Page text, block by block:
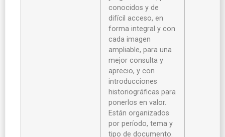
conocidos y de
difícil acceso, en
forma integral y con
cada imagen
ampliable, para una
mejor consulta y
aprecio, y con
introducciones
historiográficas para
ponerlos en valor.
Están organizados
por período, tema y
tipo de documento.